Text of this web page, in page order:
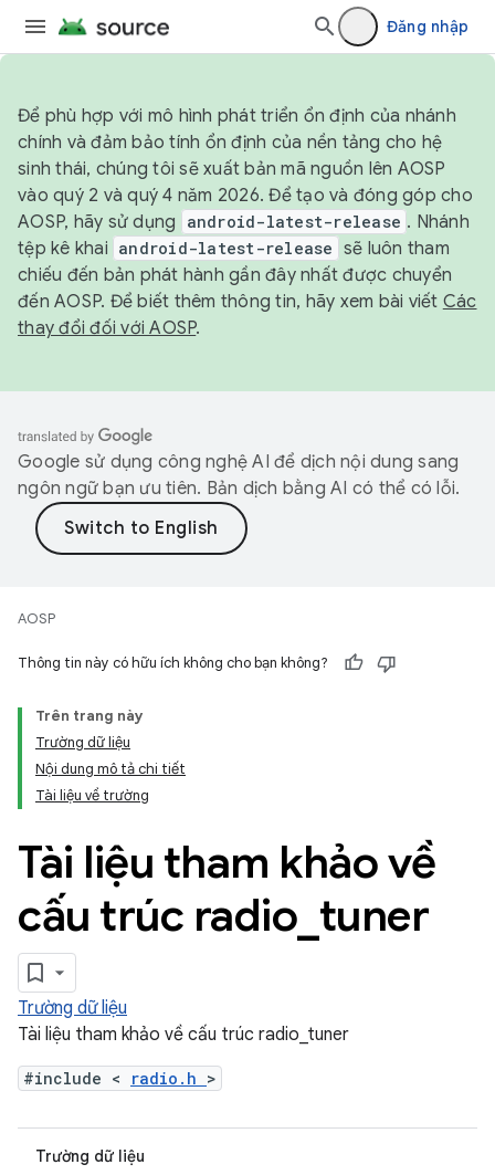
Đăng nhập
Để phù hợp với mô hình phát triển ổn định của nhánh
chính và đảm bảo tính ổn định của nền tảng cho hệ
sinh thái, chúng tôi sẽ xuất bản mã nguồn lên AOSP
vào quý 2 và quý 4 năm 2026. Để tạo và đóng góp cho
AOSP, hãy sử dụng
android-latest-release . Nhánh
tệp kê khai android-latest-release sẽ luôn tham
chiếu đến bản phát hành gần đây nhất được chuyển
đến AOSP. Để biết thêm thông tin, hãy xem bài viết Các
thay đổi đối với AOSP.
Google sử dụng công nghệ AI để dịch nội dung sang
ngôn ngữ bạn ưu tiên. Bản dịch bằng AI có thể có lỗi.
AOSP
Thông tin này có hữu ích không cho bạn không?
Trên trang này
Trường dữ liệu
Nội dung mô tả chi tiết
Tài liệu về trường
Tài liệu tham khảo về
cấu trúc radio tuner
Trường dữ liệu
Tài liệu tham khảo về cấu trúc radio_tuner
#include < radio.h >
Trường dữ liệu